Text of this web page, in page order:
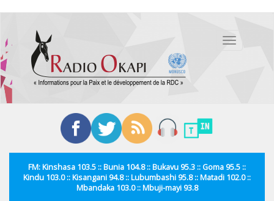
contenu
principal
Toggle
FM: Kinshasa 103.5 :: Bunia 104.8 :: Bukavu 95.3 :: Goma 95.5 ::
Kindu 103.0 :: Kisangani 94.8 :: Lubumbashi 95.8 :: Matadi 102.0 ::
Mbandaka 103.0 :: Mbuji-mayi 93.8